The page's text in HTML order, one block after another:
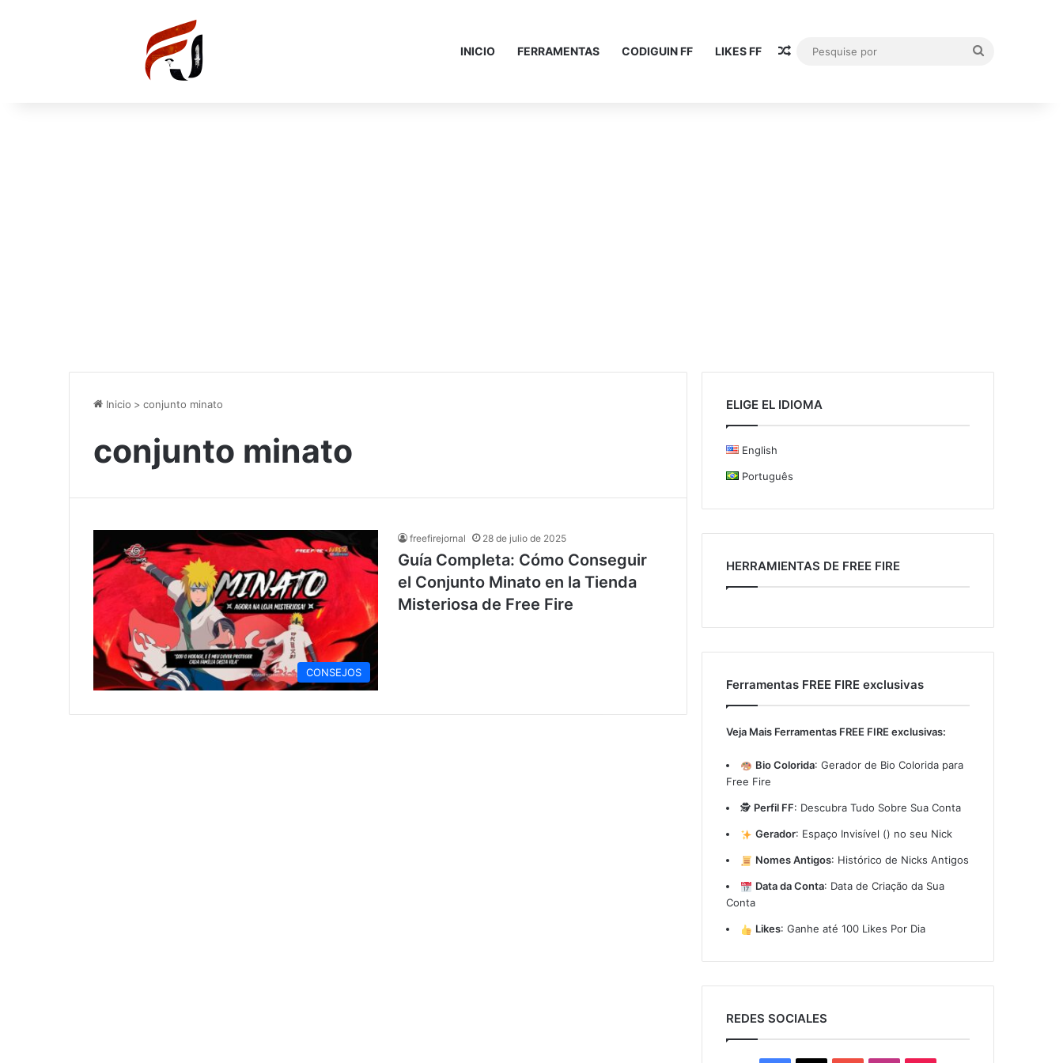
INICIO FERRAMENTAS CODIGUIN FF LIKES FF Publicación al azar
Inicio > conjunto minato
conjunto minato
CONSEJOS
freefirejornal 28 de julio de 2025
Guía Completa: Cómo Conseguir
el Conjunto Minato en la Tienda
Misteriosa de Free Fire
ELIGE EL IDIOMA
English
Português
HERRAMIENTAS DE FREE FIRE
Ferramentas FREE FIRE exclusivas
Veja Mais Ferramentas FREE FIRE exclusivas:
Bio Colorida: Gerador de Bio Colorida para
Free Fire
🕵️ Perfil FF: Descubra Tudo Sobre Sua Conta
Gerador: Espaço Invisível (ㅤ) no seu Nick
Nomes Antigos: Histórico de Nicks Antigos
Data da Conta: Data de Criação da Sua
Conta
Likes: Ganhe até 100 Likes Por Dia
REDES SOCIALES